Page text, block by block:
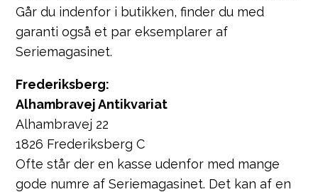
Går du indenfor i butikken, finder du med
garanti også et par eksemplarer af
Seriemagasinet.
Frederiksberg:
Alhambravej Antikvariat
Alhambravej 22
1826 Frederiksberg C
Ofte står der en kasse udenfor med mange
gode numre af Seriemagasinet. Det kan af en